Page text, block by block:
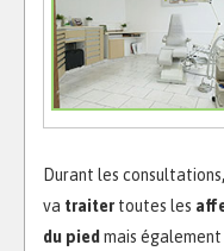
Durant les consultations,
va traiter toutes les
du pied mais également